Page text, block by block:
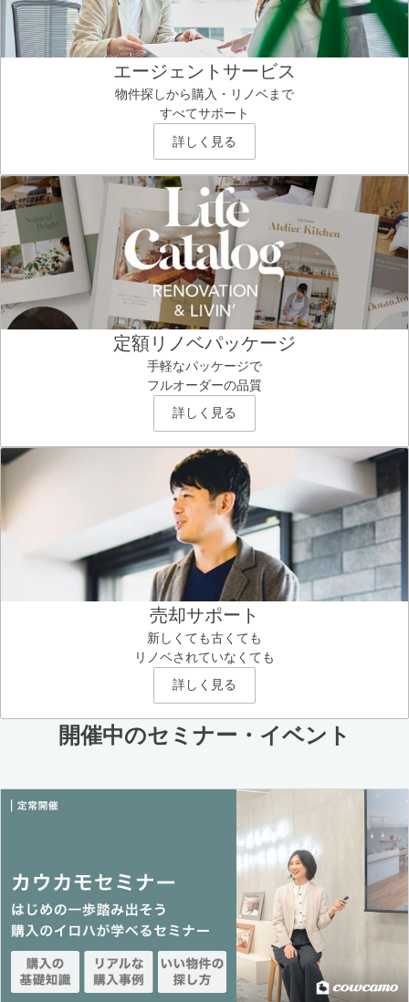
エージェントサービス
物件探しから購入・リノベまで
すべてサポート
詳しく見る
定額リノベパッケージ
手軽なパッケージで
フルオーダーの品質
詳しく見る
売却サポート
新しくても古くても
リノベされていなくても
詳しく見る
開催中のセミナー・イベント